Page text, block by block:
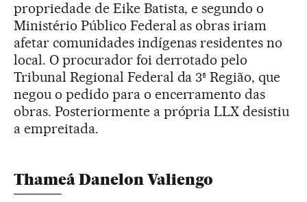
propriedade de Eike Batista, e segundo o
Ministério Público Federal as obras iriam
afetar comunidades indígenas residentes no
local. O procurador foi derrotado pelo
Tribunal Regional Federal da 3ª Região, que
negou o pedido para o encerramento das
obras. Posteriormente a própria LLX desistiu
a empreitada.
Thameá Danelon Valiengo